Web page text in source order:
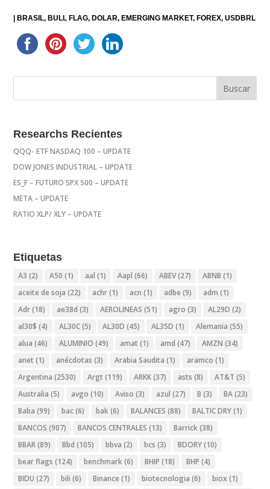
BRASIL BULL FLAG DOLAR EMERGING MARKET FOREX USDBRL
Researchs Recientes
QQQ- ETF NASDAQ 100 – UPDATE
DOW JONES INDUSTRIAL – UPDATE
ES_F – FUTURO SPX 500 – UPDATE
META – UPDATE
RATIO XLP/ XLY – UPDATE
Etiquetas
A3 (2) A50 (1) aal (1) Aapl (66) ABEV(27) ABNB (1)
aceite de soja (22) achr(1) acn (1) adbe (9) adm (1)
Adr(18) ae38d (3) AEROLINEAS (51) agro (3) AL29D (2)
al30$ (4) AL30C(5) AL30D (45) AL35D (1) Alemania (55)
alua (46) ALUMINIO (49) amat (1) amd (47) AMZN (34)
anet (1) anécdotas (3) Arabia Saudita (1) aramco (1)
Argentina (2530) Argt (119) ARKK(37) asts (8) AT&T (5)
Australia (5) avgo (10) Aviso (3) azul (27) B (3) BA(23)
Baba (99) bac(6) bak(6) BALANCES (88) BALTIC DRY(1)
BANCOS (907) BANCOS CENTRALES (13) Barrick(38)
BBAR(89) Bbd (105) bbva (2) bcs (3) BDORY(10)
bear flags (124) benchmark(6) BHIP (18) BHP (4)
BIDU (27) bili (6) Binance (1) biotecnologia (6) biox (1)